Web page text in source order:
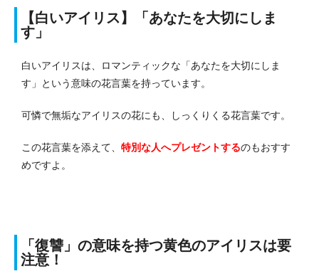
【白いアイリス】「あなたを大切にしま
す」
白いアイリスは、ロマンティックな「あなたを大切にしま
す」という意味の花言葉を持っています。
可憐で無垢なアイリスの花にも、しっくりくる花言葉です。
この花言葉を添えて、 特別な人へプレゼントするのもおすす
めですよ。
「復讐」の意味を持つ黄色のアイリスは要
注意！